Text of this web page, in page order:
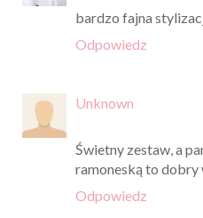
bardzo fajna
Odpowiedz
Unknown
Świetny zestaw, a
ramoneską to dobry
Odpowiedz